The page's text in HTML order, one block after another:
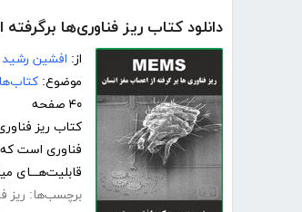
دانلود کتاب ریز فناوری‌ها
از: افشین رشید
موضوع:
۴۰ صفحه
فناوری است که
قابلیت‌هـــای
برچسب‌ها: ریز